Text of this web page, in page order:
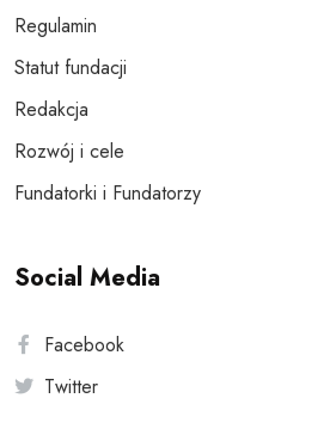
Regulamin
Statut fundacji
Redakcja
Rozwój i cele
Fundatorki i Fundatorzy
Social Media
Facebook
Twitter